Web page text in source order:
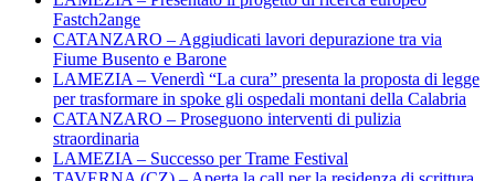
Fastch2ange
CATANZARO – Aggiudicati lavori depurazione tra via
Fiume Busento e Barone
LAMEZIA – Venerdì “La cura” presenta la proposta di legge
per trasformare in spoke gli ospedali montani della Calabria
CATANZARO – Proseguono interventi di pulizia
straordinaria
LAMEZIA – Successo per Trame Festival